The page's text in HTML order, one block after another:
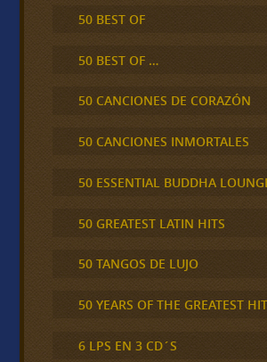
50 BEST OF
50 BEST OF …
50 CANCIONES DE CORAZÓN
50 CANCIONES INMORTALES
50 ESSENTIAL BUDDHA
50 GREATEST LATIN HITS
50 TANGOS DE LUJO
50 YEARS OF THE GREATEST
6 LPS EN 3 CD´S